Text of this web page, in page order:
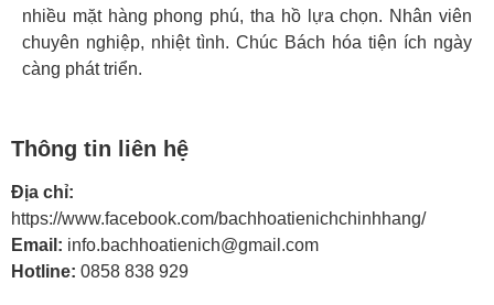
nhiều mặt hàng phong phú, tha hồ lựa chọn. Nhân viên
chuyên nghiệp, nhiệt tình. Chúc Bách hóa tiện ích ngày
càng phát triển.
nhiều mặt hàng phong phú, tha hồ lựa chọn. Nhân viên
chuyên nghiệp, nhiệt tình. Chúc Bách hóa tiện ích ngày
càng phát triển.
nhiều mặt hàng phong phú, tha hồ lựa chọn. Nhân viên
chuyên nghiệp, nhiệt tình. Chúc Bách hóa tiện ích ngày
càng phát triển.
Thông tin liên hệ
Địa chỉ:
https://www.facebook.com/bachhoatienichchinhhang/
Email: info.bachhoatienich@gmail.com
Hotline: 0858 838 929